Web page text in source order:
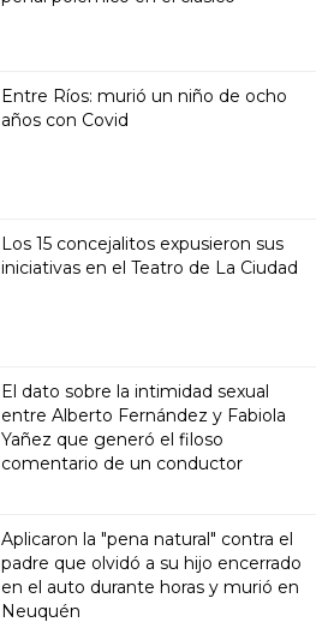
Entre Ríos: murió un niño de ocho
años con Covid
Los 15 concejalitos expusieron sus
iniciativas en el Teatro de La Ciudad
El dato sobre la intimidad sexual
entre Alberto Fernández y Fabiola
Yañez que generó el filoso
comentario de un conductor
Aplicaron la "pena natural" contra el
padre que olvidó a su hijo encerrado
en el auto durante horas y murió en
Neuquén